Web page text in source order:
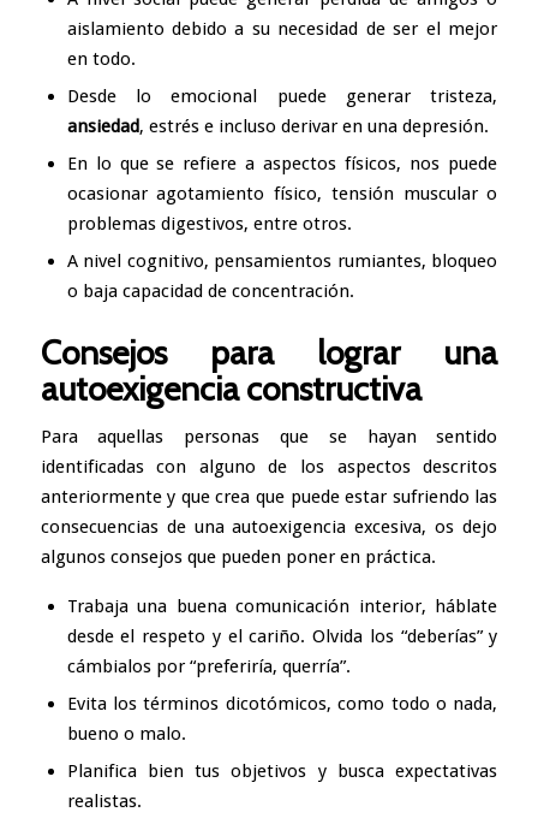
aislamiento debido a su necesidad de ser el mejor
en todo.
Desde lo emocional puede generar tristeza,
ansiedad, estrés e incluso derivar en una depresión.
En lo que se refiere a aspectos físicos, nos puede
ocasionar agotamiento físico, tensión muscular o
problemas digestivos, entre otros.
A nivel cognitivo, pensamientos rumiantes, bloqueo
o baja capacidad de concentración.
Consejos para lograr una
autoexigencia constructiva
Para aquellas personas que se hayan sentido
identificadas con alguno de los aspectos descritos
anteriormente y que crea que puede estar sufriendo las
consecuencias de una autoexigencia excesiva, os dejo
algunos consejos que pueden poner en práctica.
Trabaja una buena comunicación interior, háblate
desde el respeto y el cariño. Olvida los “deberías” y
cámbialos por “preferiría, querría”.
Evita los términos dicotómicos, como todo o nada,
bueno o malo.
Planifica bien tus objetivos y busca expectativas
realistas.